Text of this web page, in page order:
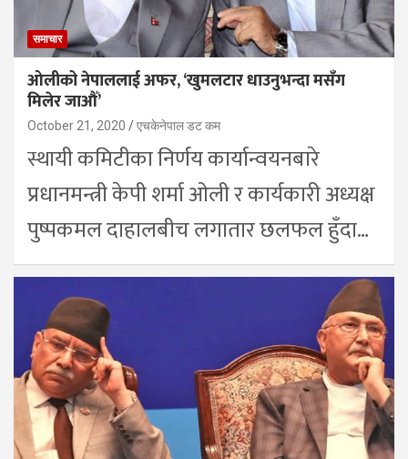
समाचार
ओलीको नेपाललाई अफर, ‘खुमलटार धाउनुभन्दा मसँग
मिलेर जाऔँ’
October 21, 2020 एचकेनेपाल डट कम
स्थायी कमिटीका निर्णय कार्यान्वयनबारे
प्रधानमन्त्री केपी शर्मा ओली र कार्यकारी अध्यक्ष
पुष्पकमल दाहालबीच लगातार छलफल हुँदा…